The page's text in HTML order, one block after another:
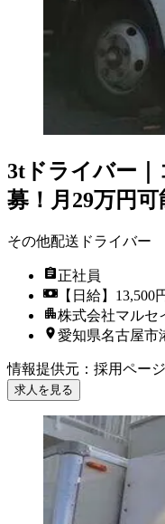
3tドライバー
募！月29万円可
その他配送ドライバー
正社員
【日給】13,500
株式会社マルセ
愛知県名古屋市
情報提供元 ： 採用ペー
求人を見る